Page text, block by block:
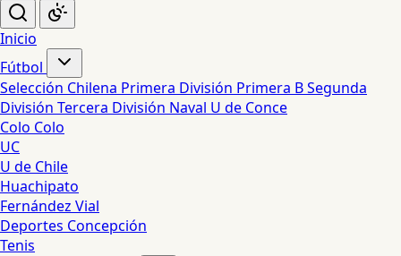
Inicio
Fútbol
Selección Chilena Primera División Primera BSegunda
División Tercera División Naval U de Conce
Colo Colo
UC
U de Chile
Huachipato
Fernández Vial
Deportes Concepción
Tenis